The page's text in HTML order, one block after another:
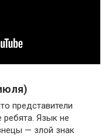
представители
Язык не
— злой знак